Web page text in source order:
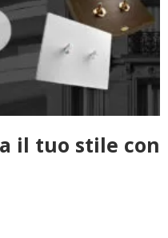
il tuo stile con